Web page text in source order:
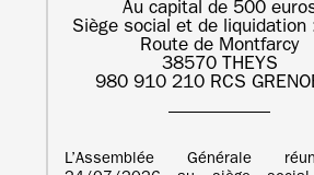
Au capital de 500
Siège social et de liquidation
Route de Montfarcy
38570 THEYS
980 910 210 RCS
L’Assemblée Générale